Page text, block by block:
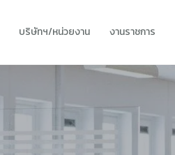
บริษัทฯ/หน่วยงาน งานราชการ